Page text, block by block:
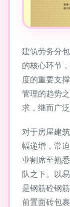
建筑劳务分
的核心环节
度的重要支
管理的趋势
求，继而广泛
对于房屋建
幅递增，常
业割席至熟
队之下。以
是钢筋砼钢
前置面砖包